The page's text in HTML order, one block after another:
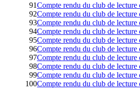
91Compte rendu du club de
92Compte rendu du club de lecture
93Compte rendu du club de lecture
94Compte rendu du club de lecture
95Compte rendu du club de
96Compte rendu du club de lecture
97Compte rendu du club de
98Compte rendu du club de
99Compte rendu du club de
100Compte rendu du club de